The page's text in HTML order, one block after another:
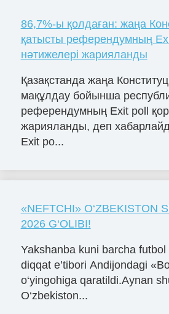
86,7%-ы қолдаған: жаңа
қатысты референдумның
нәтижелері жарияланды
Қазақстанда жаңа
мақұлдау бойынша
референдумның Exit poll
жарияланды, деп
Exit po...
«NЕFTCHI» O‘ZBЕKISTON
2026 G‘OLIBI!
Yakshanba kuni barcha
diqqat e’tibori Andijondagi
o‘yingohiga qaratildi.Aynan
O‘zbekiston...